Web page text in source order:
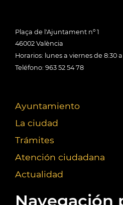
Plaça de l'Ajuntament nº 1
46002 València
Horarios: lunes a viernes de 8:30
Teléfono: 963 52 54 78
Ayuntamiento
La ciudad
Trámites
Atención ciudadana
Actualidad
Navegación